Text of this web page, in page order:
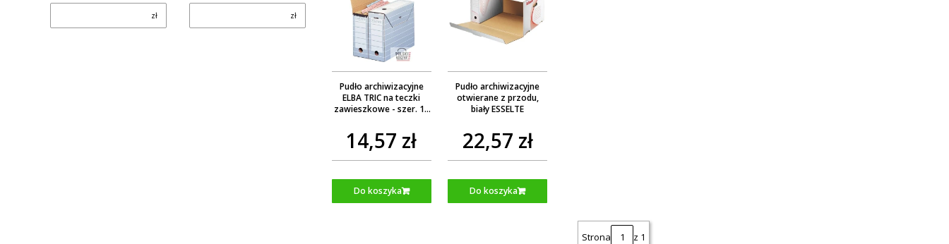
zł
zł
Pudło archiwizacyjne
ELBA TRIC na teczki
zawieszkowe - szer. 11
14,57 zł
Do koszyka
Pudło archiwizacyjne
otwierane z przodu,
biały ESSELTE
22,57 zł
Do koszyka
Strona z 1